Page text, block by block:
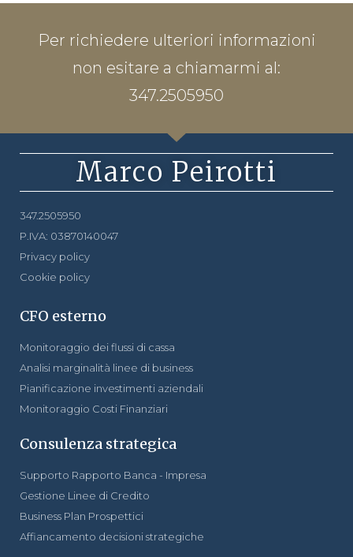
Per richiedere ulteriori informazioni
non esitare a chiamarmi al:
347.2505950
Marco Peirotti
347.2505950
P.IVA: 03870140047
Privacy policy
Cookie policy
CFO esterno
Monitoraggio dei flussi di cassa
Analisi marginalità linee di business
Pianificazione investimenti aziendali
Monitoraggio Costi Finanziari
Consulenza strategica
Supporto Rapporto Banca - Impresa
Gestione Linee di Credito
Business Plan Prospettici
Affiancamento decisioni strategiche